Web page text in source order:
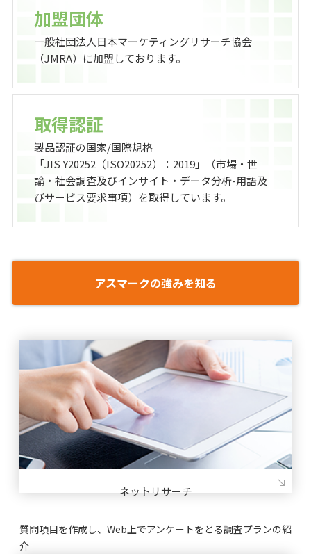
加盟団体
一般社団法人日本マーケティングリサーチ協会
（JMRA）に加盟しております。
取得認証
製品認証の国家/国際規格
「JIS Y20252（ISO20252）：2019」（市場・世
論・社会調査及びインサイト・データ分析-用語及
びサービス要求事項）を取得しています。
アスマークの強みを知る
ネットリサーチ
質問項⽬を作成し、Web上でアンケートをとる調査プランの紹
介